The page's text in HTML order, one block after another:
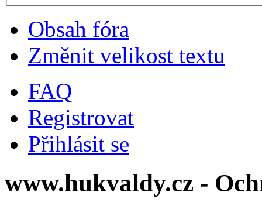
Obsah fóra
Změnit velikost textu
FAQ
Registrovat
Přihlásit se
www.hukvaldy.cz -